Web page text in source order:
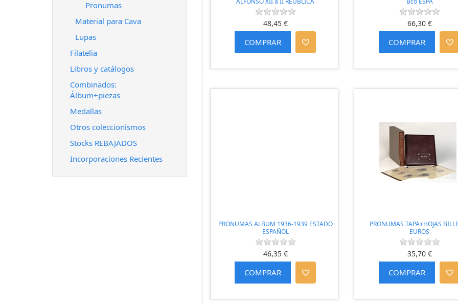
Pronumas
Material para Cava
Lupas
Filatelia
Libros y catálogos
Combinados:
Álbum+piezas
Medallas
Otros coleccionismos
Stocks REBAJADOS
Incorporaciones Recientes
48,45 € 66,30 €
PRONUMAS ALBUM 1936-1939 ESTADO
ESPAÑOL
46,35 €
PRONUMAS TAPA+HOJAS
EUROS
35,70 €